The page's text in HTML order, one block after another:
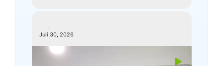
Juli 30, 2026